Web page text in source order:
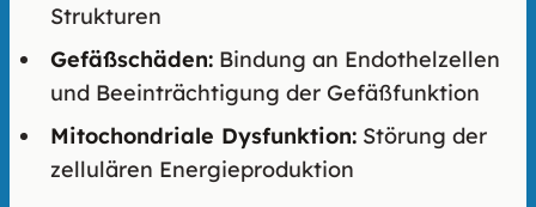
Strukturen
Gefäßschäden: Bindung an Endothelzellen
und Beeinträchtigung der Gefäßfunktion
Mitochondriale Dysfunktion: Störung der
zellulären Energieproduktion